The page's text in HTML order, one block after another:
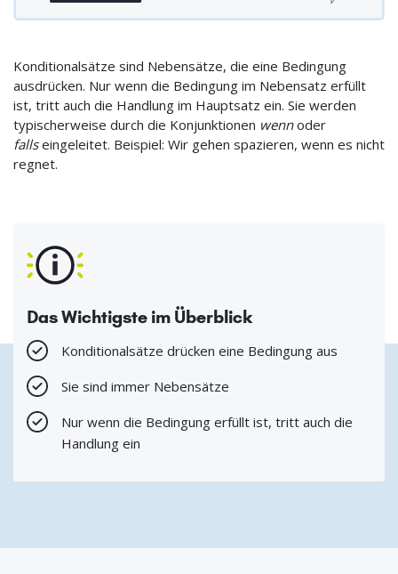
Konditionalsätze sind Nebensätze, die eine Bedingung
ausdrücken. Nur wenn die Bedingung im Nebensatz erfüllt
ist, tritt auch die Handlung im Hauptsatz ein. Sie werden
typischerweise durch die Konjunktionen wennoder
fallseingeleitet. Beispiel: Wir gehen spazieren, wenn es nicht
regnet.
Das Wichtigste im Überblick
Konditionalsätze drücken eine Bedingung aus
Sie sind immer Nebensätze
Nur wenn die Bedingung erfüllt ist, tritt auch die
Handlung ein